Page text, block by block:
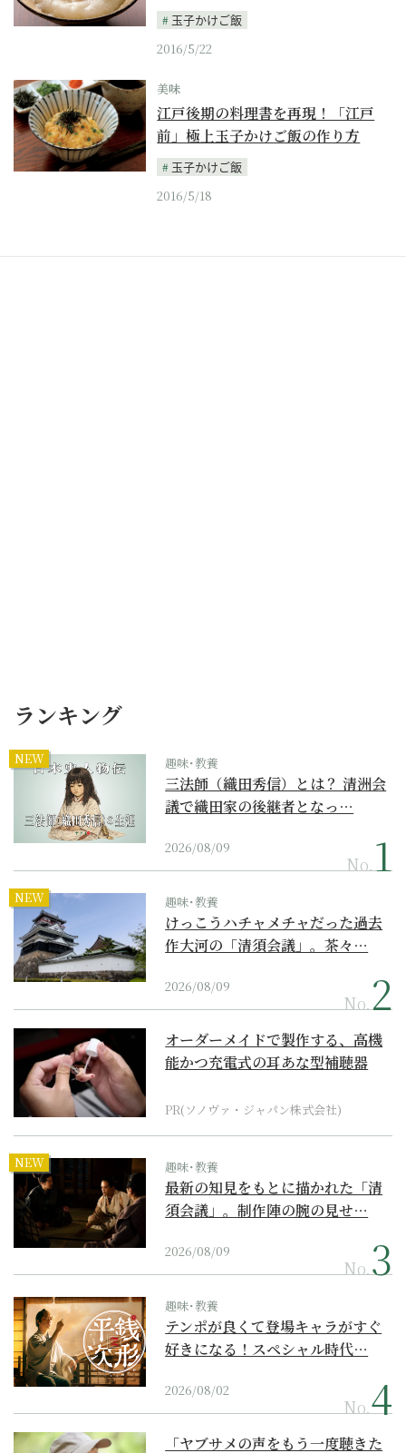
玉子かけご飯
2016/5/22
美味
江戸後期の料理書を再現！「江戸
前」極上玉子かけご飯の作り方
玉子かけご飯
2016/5/18
ランキング
NEW 趣味･教養
三法師（織田秀信）とは？ 清洲会
議で織田家の後継者となっ…
2026/08/09
No.
NEW 趣味･教養
けっこうハチャメチャだった過去
作大河の「清須会議」。茶々…
2026/08/09
No.
オーダーメイドで製作する、高機
能かつ充電式の耳あな型補聴器
PR(ソノヴァ・ジャパン株式会社)
NEW 趣味･教養
最新の知見をもとに描かれた「清
須会議」。制作陣の腕の見せ…
2026/08/09
No.
趣味･教養
テンポが良くて登場キャラがすぐ
好きになる！スペシャル時代…
2026/08/02
No.
「ヤブサメの声をもう一度聴きた